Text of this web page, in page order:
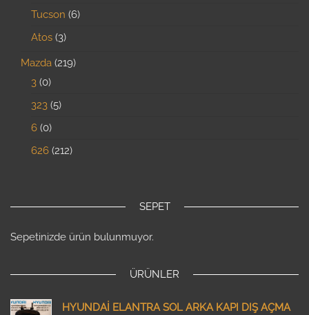
Tucson 6
Atos 3
Mazda 219
3 0
323 5
6 0
626 212
SEPET
Sepetinizde ürün bulunmuyor.
ÜRÜNLER
HYUNDAİ ELANTRA SOL ARKA KAPI DIŞ AÇMA